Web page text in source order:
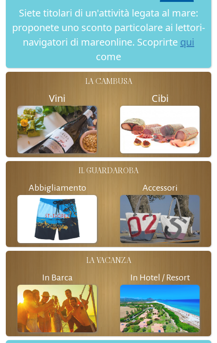
Siete titolari di un'attività legata al mare:
proponete uno sconto particolare ai lettori-
navigatori di mareonline. Scoprirte qui
come
LA CAMBUSA
Vini Cibi
IL GUARDAROBA
Abbigliamento Accessori
LA VACANZA
In Barca In Hotel / Resort